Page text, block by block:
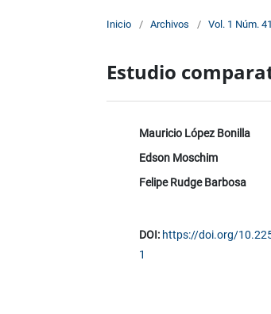
Inicio / Archivos / Vol. 1 Núm.
Estudio
Mauricio López Bonilla
Edson Moschim
Felipe Rudge Barbosa
DOI: https://doi.org/
1